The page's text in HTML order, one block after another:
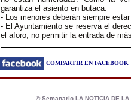
garantiza el asiento en butaca.
- Los menores deberán siempre
- El Ayuntamiento se reserva el
el aforo, no permitir la entrada de
COMPARTIR EN FACEBOOK
© Semanario LA NOTICIA DE LA